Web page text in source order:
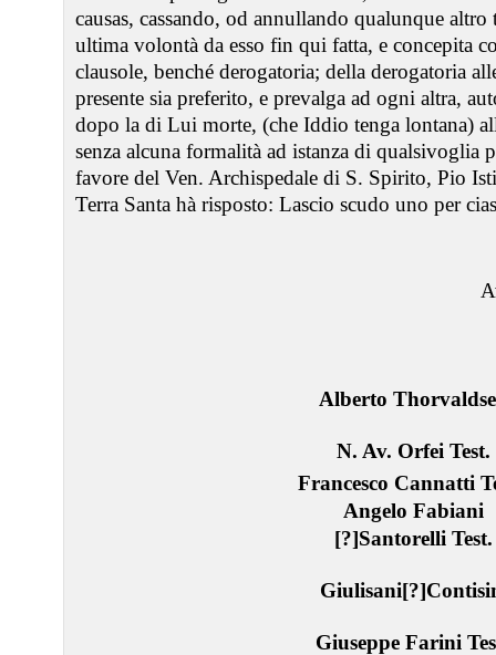
causas, cassando, od annullando qualunque
ultima volontà da esso fin qui fatta, e concepita
clausole, benché derogatoria; della derogatoria
presente sia preferito, e prevalga ad ogni altra,
dopo la di Lui morte, (che Iddio tenga lontana)
senza alcuna formalità ad istanza di qualsivoglia
favore del Ven. Archispedale di S. Spirito, Pio
Terra Santa hà risposto: Lascio scudo uno per
Alberto
N. Av. Orfei Test.
Francesco Cannatti
Angelo Fabiani
[?]Santorelli Test.
Giuseppe Farini